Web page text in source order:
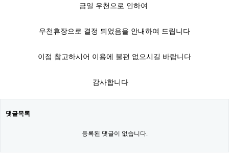
금일 우천으로 인하여
우천휴장으로 결정 되었음을 안내하여 드립니다
이점 참고하시어 이용에 불편 없으시길 바랍니다
감사합니다​
댓글목록
등록된 댓글이 없습니다.